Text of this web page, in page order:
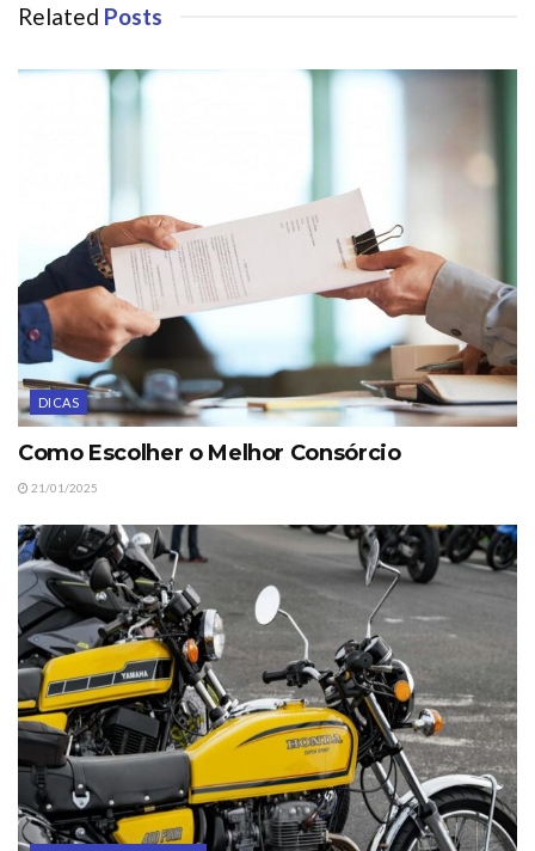
Related Posts
DICAS
Como Escolher o Melhor Consórcio
21/01/2025